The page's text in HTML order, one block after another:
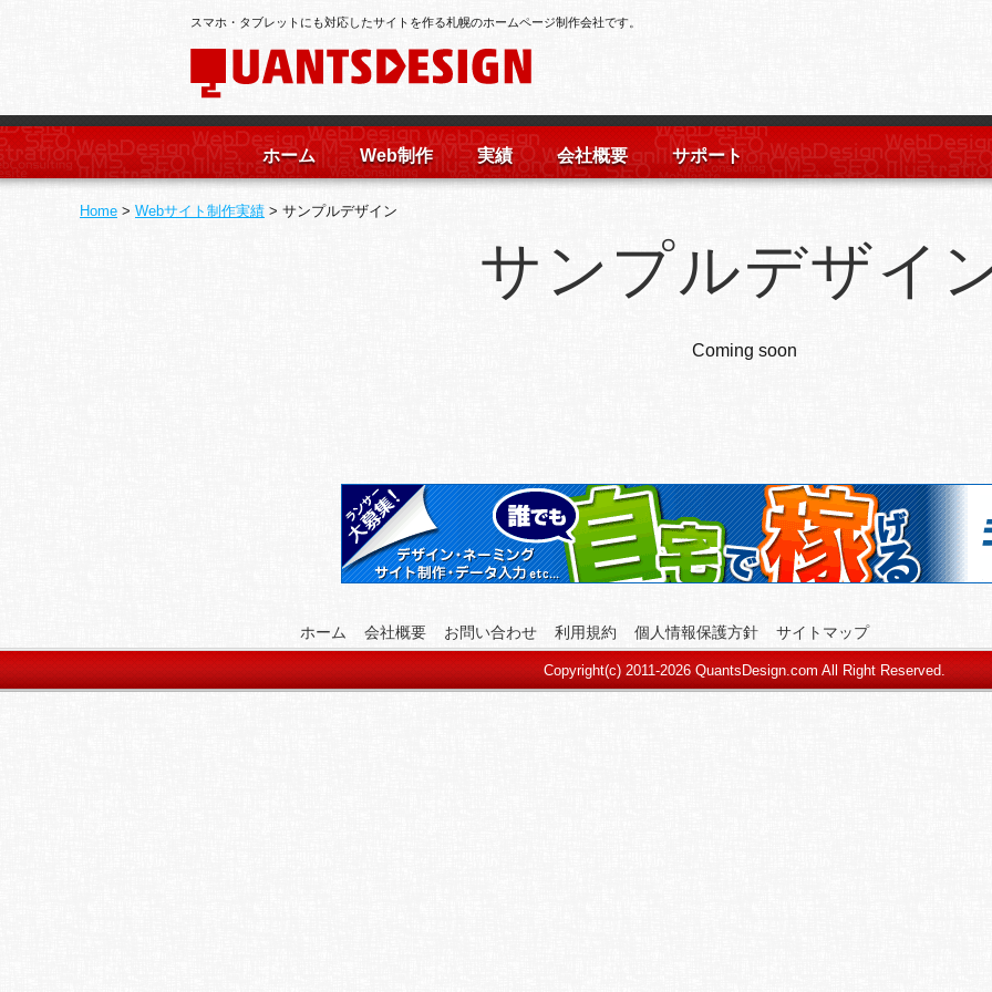
スマホ・タブレットにも対応したサイトを作る札幌のホームページ制作会社です。
ホーム Web制作 実績 会社概要 サポート
Home > Webサイト制作実績 > サンプルデザイン
サンプルデザイ
Coming soon
ホーム 会社概要 お問い合わせ 利用規約 個人情報保護方針 サイトマップ
Copyright(c) 2011-2026QuantsDesign.comAll Right Reserved.